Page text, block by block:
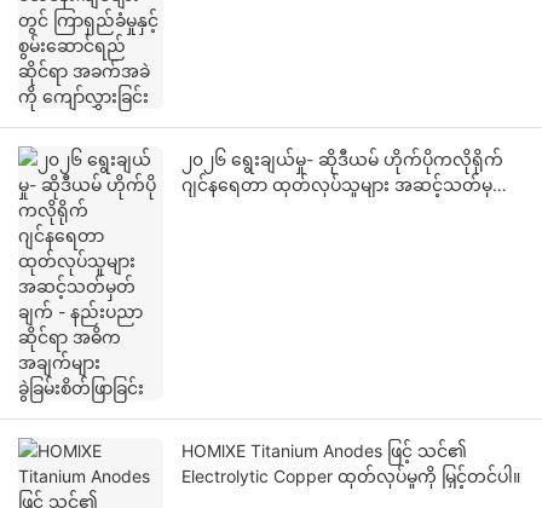
၂၀၂၆ ရွေးချယ်မှု- ဆိုဒီယမ် ဟိုက်ပိုကလိုရိုက်
ဂျင်နရေတာ ထုတ်လုပ်သူများ အဆင့်သတ်မှတ်
HOMlXE Titanium Anodes ဖြင့် သင်၏
Electrolytic Copper ထုတ်လုပ်မှုကို မြှင့်တင်ပါ။